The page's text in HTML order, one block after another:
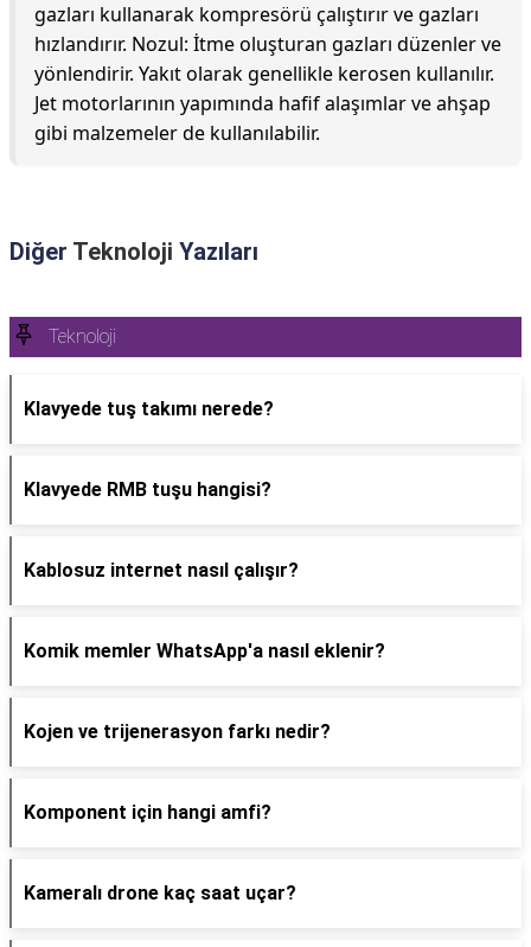
gazları kullanarak kompresörü çalıştırır ve gazları
hızlandırır. Nozul: İtme oluşturan gazları düzenler ve
yönlendirir. Yakıt olarak genellikle kerosen kullanılır.
Jet motorlarının yapımında hafif alaşımlar ve ahşap
gibi malzemeler de kullanılabilir.
Diğer Teknoloji Yazıları
Teknoloji
Klavyede tuş takımı nerede?
Klavyede RMB tuşu hangisi?
Kablosuz internet nasıl çalışır?
Komik memler WhatsApp'a nasıl eklenir?
Kojen ve trijenerasyon farkı nedir?
Komponent için hangi amfi?
Kameralı drone kaç saat uçar?